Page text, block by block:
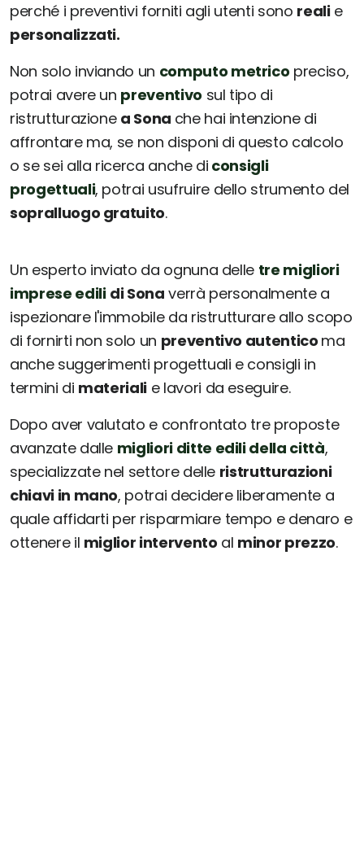
perché i preventivi forniti agli utenti sono realie
personalizzati.
Non solo inviando un computo metrico preciso,
potrai avere un preventivo sul tipo di
ristrutturazione a Sona che hai intenzione di
affrontare ma, se non disponi di questo calcolo
o se sei alla ricerca anche di consigli
progettuali, potrai usufruire dello strumento del
sopralluogo gratuito.
Un esperto inviato da ognuna delle tre migliori
imprese edili di Sona verrà personalmente a
ispezionare l'immobile da ristrutturare allo scopo
di fornirti non solo un preventivo autentico ma
anche suggerimenti progettuali e consigli in
termini di materiali e lavori da eseguire.
Dopo aver valutato e confrontato tre proposte
avanzate dalle migliori ditte edili della città,
specializzate nel settore delle ristrutturazioni
chiavi in mano, potrai decidere liberamente a
quale affidarti per risparmiare tempo e denaro e
ottenere il miglior intervento al minor prezzo.